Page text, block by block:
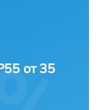
от 35